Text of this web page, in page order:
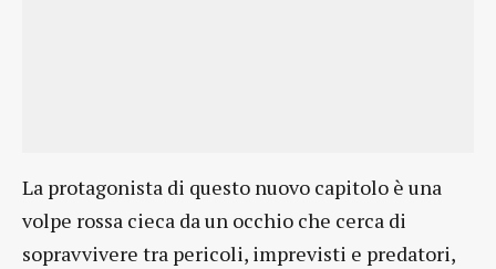
La protagonista di questo nuovo capitolo è una
volpe rossa cieca da un occhio che cerca di
sopravvivere tra pericoli, imprevisti e predatori,